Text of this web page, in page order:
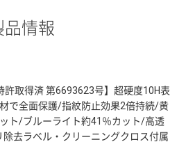
品情報
許取得済 第6693623号】超硬度10H表
で全面保護/指紋防止効果2倍持続/黄
ト/ブルーライト約41％カット/高透
去ラベル・クリーニングクロス付属